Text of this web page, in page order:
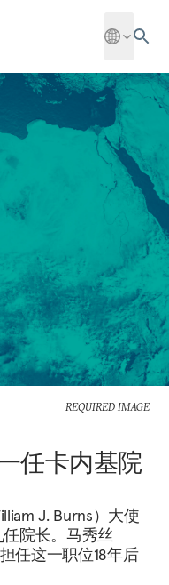
REQUIRED IMAGE
任卡内基院
J. Burns）大使
院长。马秀丝
任这一职位18年后